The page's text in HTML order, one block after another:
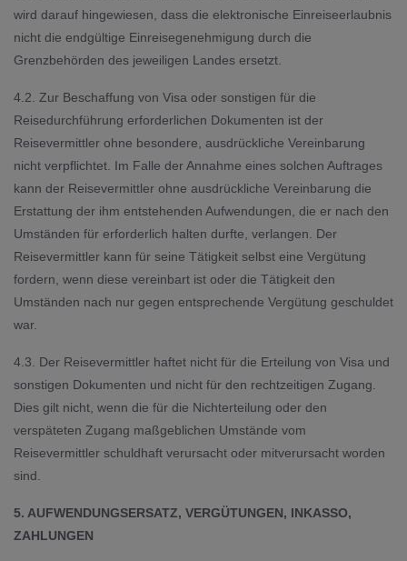
wird darauf hingewiesen, dass die elektronische Einreiseerlaubnis
nicht die endgültige Einreisegenehmigung durch die
Grenzbehörden des jeweiligen Landes ersetzt.
4.2. Zur Beschaffung von Visa oder sonstigen für die
Reisedurchführung erforderlichen Dokumenten ist der
Reisevermittler ohne besondere, ausdrückliche Vereinbarung
nicht verpflichtet. Im Falle der Annahme eines solchen Auftrages
kann der Reisevermittler ohne ausdrückliche Vereinbarung die
Erstattung der ihm entstehenden Aufwendungen, die er nach den
Umständen für erforderlich halten durfte, verlangen. Der
Reisevermittler kann für seine Tätigkeit selbst eine Vergütung
fordern, wenn diese vereinbart ist oder die Tätigkeit den
Umständen nach nur gegen entsprechende Vergütung geschuldet
war.
4.3. Der Reisevermittler haftet nicht für die Erteilung von Visa und
sonstigen Dokumenten und nicht für den rechtzeitigen Zugang.
Dies gilt nicht, wenn die für die Nichterteilung oder den
verspäteten Zugang maßgeblichen Umstände vom
Reisevermittler schuldhaft verursacht oder mitverursacht worden
sind.
5. AUFWENDUNGSERSATZ, VERGÜTUNGEN, INKASSO,
ZAHLUNGEN